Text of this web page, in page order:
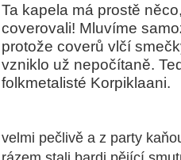
Ta kapela má prostě
coverovali! Mluvíme
protože coverů vlčí
vzniklo už nepočítaně.
folkmetalisté Korpiklaani.
velmi pečlivě a z party